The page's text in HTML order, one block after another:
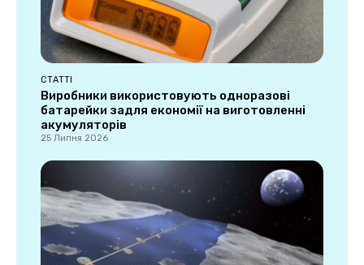
СТАТТІ
Виробники використовують одноразові
батарейки задля економії на виготовленні
акумуляторів
25 Липня 2026